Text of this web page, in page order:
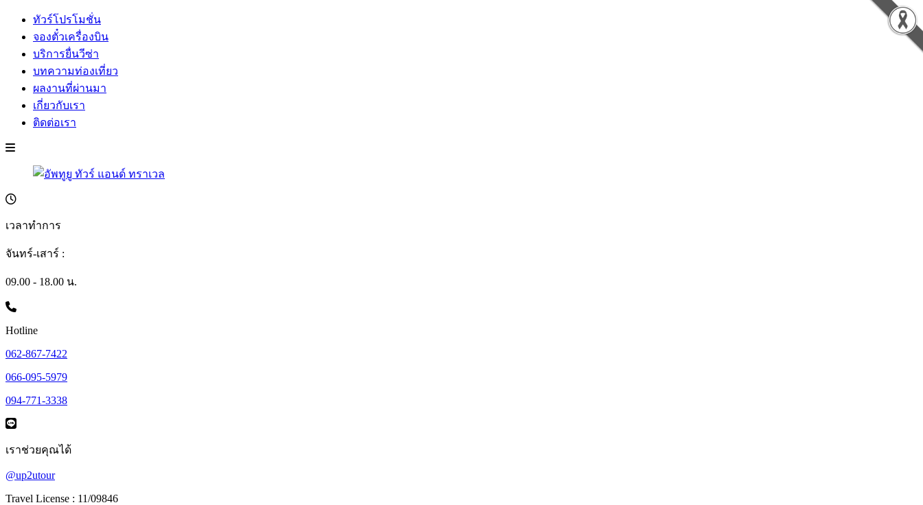
ทัวร์โปรโมชั่น
จองตั๋วเครื่องบิน
บริการยื่นวีซ่า
บทความท่องเที่ยว
ผลงานที่ผ่านมา
เกี่ยวกับเรา
ติดต่อเรา
เวลาทำการ
จันทร์-เสาร์ :
09.00 - 18.00 น.
Hotline
062-867-7422
066-095-5979
094-771-3338
เราช่วยคุณได้
@up2utour
Travel License : 11/09846